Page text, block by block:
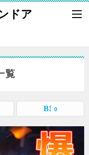
ドア
覧
0